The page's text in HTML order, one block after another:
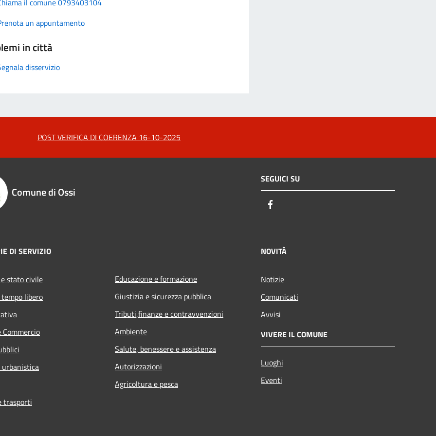
un appuntamento
in città
disservizio
POST VERIFICA DI COERENZA 16-10-2025
Comune di Ossi
SEGUICI SU
DI SERVIZIO
stato civile
libero
Commercio
urbanistica
trasporti
Educazione e formazione
Giustizia e sicurezza pubblica
Tributi,finanze e contravvenzioni
Ambiente
Salute, benessere e assistenza
Autorizzazioni
Agricoltura e pesca
NOVITÀ
Notizie
Comunicati
Avvisi
VIVERE IL COMUNE
Luoghi
Eventi